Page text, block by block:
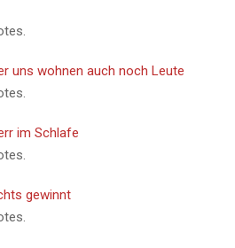
uns wohnen auch noch Leute
im Schlafe
gewinnt